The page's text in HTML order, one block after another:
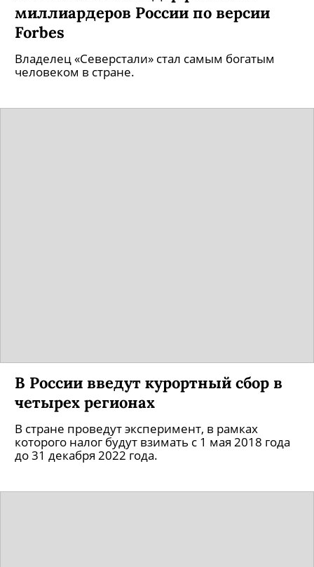
миллиардеров России по версии
Forbes
Владелец «Северстали» стал самым богатым
человеком в стране.
В России введут курортный сбор в
четырех регионах
В стране проведут эксперимент, в рамках
которого налог будут взимать с 1 мая 2018 года
до 31 декабря 2022 года.